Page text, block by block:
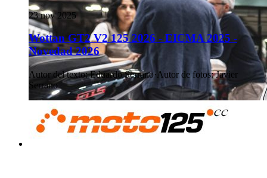
23 nov 2025
Wottan GT2 V2 125 2026 - EICMA 2025 -
Novedad 2026
Autor del texto: Eduardo Serrano·Autor de fotos: Javier
Serrano